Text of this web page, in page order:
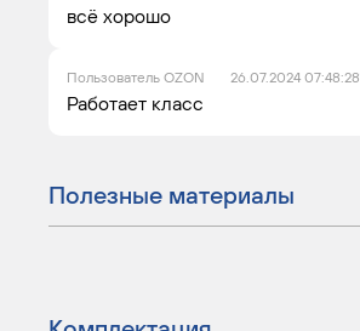
всё хорошо
Пользователь OZON 26.07.2024 07:48:28
Работает класс
Полезные материалы